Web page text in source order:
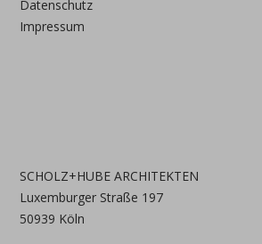
Datenschutz
Impressum
SCHOLZ+HUBE ARCHITEKTEN
Luxemburger Straße 197
50939 Köln